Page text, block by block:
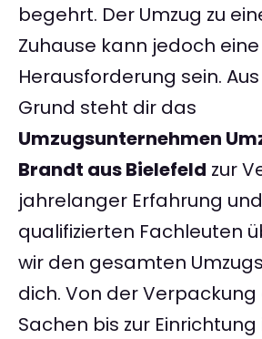
begehrt. Der Umzug zu
Zuhause kann jedoch eine
Herausforderung sein.
Grund steht dir das
Umzugsunternehmen
Brandt aus Bielefeld zur
jahrelanger Erfahrung
qualifizierten Fachleuten
wir den gesamten
dich. Von der
Sachen bis zur